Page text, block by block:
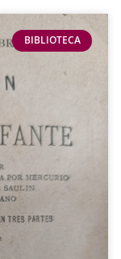
BIBLIOTECA